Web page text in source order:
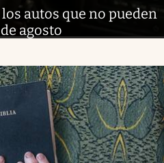
autos que no pueden
agosto